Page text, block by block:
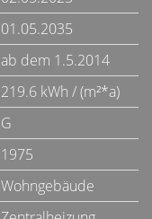
01.05.2035
ab dem 1.5.2014
219.6 kWh / (m²*a)
G
1975
Wohngebäude